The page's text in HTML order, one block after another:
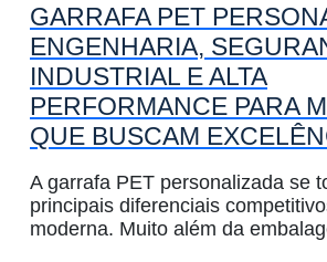
GARRAFA PET
ENGENHARIA,
INDUSTRIAL E ALTA
PERFORMANCE PARA
QUE BUSCAM
A garrafa PET personalizada se
principais diferenciais
moderna. Muito além da